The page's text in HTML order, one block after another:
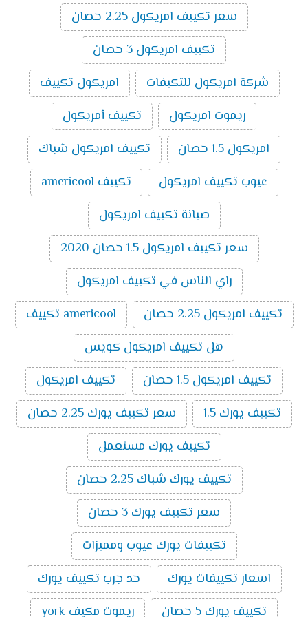
تكييف ميديا ميشن بارد ساخن انفرتر 3 حصان
14500 جنية
اسعار تكييف ميديا اسبليت ارضي
سقفي بارد ساخن2024
سعر تكييف ميديا اسبليت ارضي سقفي 2.25
حصان بارد ساخن10000
سعر تكييف ميديا اسبليت ارضي سقفي 3 حصان
بارد ساخن11800
سعر تكييف ميديا اسبليت ارضي سقفي 4 حصان
بارد ساخن16200
بارد ساخن18300
تكييفات ميديا
تُعد تكييفات ميديا من ماركات التكييف المتميزة التي تتوفر
بالأسواق ومن أهم مميزاتها سعرها المناسب ومن أهم ما
يميز تكييفات ميديا الآتي:
الذكاء الصناعي:تُعتبر تكييفات ميديا من أفضل
ماركات التكييف الذكية حيث أن بعض الموديلات التي
تصدر منه تمتلك إمكانية الاتصال بالواي فاي والتي
تسمح بالتحكم فيه من خارج المنزل.
خاصية البلازما: تنقي هذه الخاصية الموجودة في عدد
من موديلات تكييفات ميديا الهواء من الروائح الغير
مرغوب فيها.
فلاتر ضد البيكتريا:يتم تزويد تكييفات ميديا بفلاتر لا
تسمح بتكون البكتريا داخل جهاز التكييف وتلك
الخاصية تُعد من أحدث التقنيات وأهمها حيث أنها تحد
من انتشار الفيروسات المسببة للعدوى.
خاصية التتبع:يتوفر في تكييفات ميديا خاصية التتبع
حيث يمتلك التكييف حساسات تستشعر موضع
المستخدم داخل الغرفة فتقوم بتوجيه الهواء الصادر
منها نحوه وهذه الحساسات موجودة في ريموت
التكييف.
سعر تكييف امريكول 2.25 حصان
تكييف امريكول 3 حصان
شركة امريكول للتكيفات
امريكول تكييف
ريموت امريكول
تكييف أمريكول
امريكول 1.5 حصان
تكييف امريكول شباك
عيوب تكييف امريكول
تكييف americool
صيانة تكييف امريكول
سعر تكييف امريكول 1.5 حصان 2020
راي الناس في تكييف امريكول
تكييف امريكول 2.25 حصان
americool تكييف
هل تكييف امريكول كويس
تكييف امريكول 1.5 حصان
تكييف امريكول
تكييف يورك 1.5
سعر تكييف يورك 2.25 حصان
تكييف يورك مستعمل
تكييف يورك شباك 2.25 حصان
سعر تكييف يورك 3 حصان
تكييفات يورك عيوب ومميزات
اسعار تكييفات يورك
حد جرب تكييف يورك
تكييف يورك 5 حصان
ريموت مكيف york